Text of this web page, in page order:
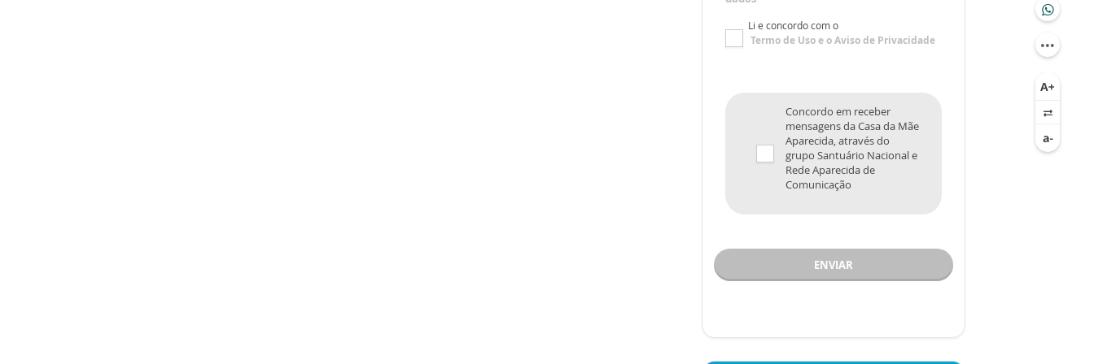
Li e concordo com o
Termo de Usoe oAviso de Privacidade
Concordo em receber
mensagens da Casa da Mãe
Aparecida, através do
grupo Santuário Nacional e
Rede Aparecida de
Comunicação
ENVIAR